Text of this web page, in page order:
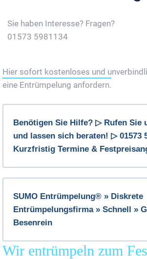
Sie haben Interesse? Fragen?
01573 5981134
Hier sofort kostenloses und
eine Entrümpelung anfordern.
Benötigen Sie Hilfe? ▷ Rufen Sie
und lassen sich beraten! ▷ 01573
Kurzfristig Termine &
SUMO Entrümpelung® » Diskrete
Entrümpelungsfirma » Schnell »
Besenrein
Wir entrümpeln zum